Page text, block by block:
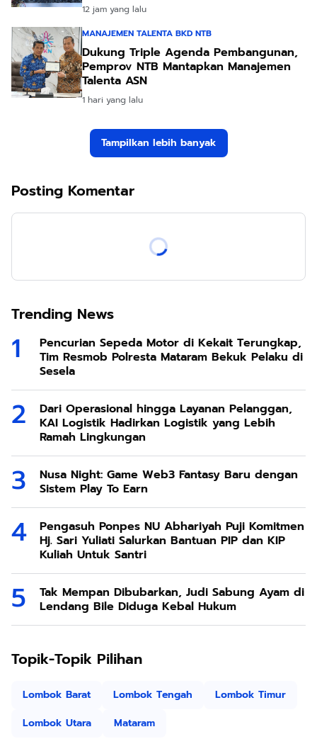
Kunjungan Kapolri
12 jam yang lalu
MANAJEMEN TALENTA BKD NTB
Dukung Triple Agenda Pembangunan,
Pemprov NTB Mantapkan Manajemen
Talenta ASN
1 hari yang lalu
Tampilkan lebih banyak
Posting Komentar
Trending News
Pencurian Sepeda Motor di Kekait Terungkap,
Tim Resmob Polresta Mataram Bekuk Pelaku di
Sesela
Dari Operasional hingga Layanan Pelanggan,
KAI Logistik Hadirkan Logistik yang Lebih
Ramah Lingkungan
Nusa Night: Game Web3 Fantasy Baru dengan
Sistem Play To Earn
Pengasuh Ponpes NU Abhariyah Puji Komitmen
Hj. Sari Yuliati Salurkan Bantuan PIP dan KIP
Kuliah Untuk Santri
Tak Mempan Dibubarkan, Judi Sabung Ayam di
Lendang Bile Diduga Kebal Hukum
Topik-Topik Pilihan
Lombok Barat Lombok Tengah
Lombok Timur
Lombok Utara
Mataram